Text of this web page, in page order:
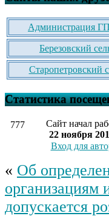
Администрация
Березовский
Старопетровский
Статистика
777
Сайт начал
22 ноября
Вход для
« Об
организациям
допускается